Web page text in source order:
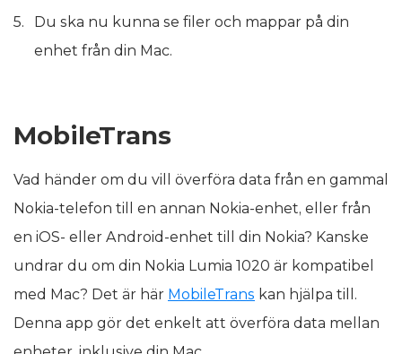
Du ska nu kunna se filer och mappar på din
enhet från din Mac.
MobileTrans
Vad händer om du vill överföra data från en gammal
Nokia-telefon till en annan Nokia-enhet, eller från
en iOS- eller Android-enhet till din Nokia? Kanske
undrar du om din Nokia Lumia 1020 är kompatibel
med Mac? Det är här MobileTrans kan hjälpa till.
Denna app gör det enkelt att överföra data mellan